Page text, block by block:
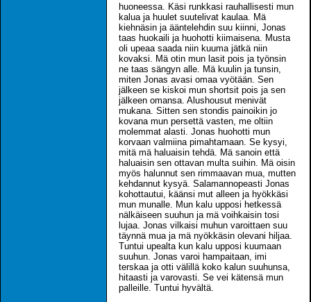
huoneessa. Käsi runkkasi rauhallisesti mun
kalua ja huulet suutelivat kaulaa. Mä
kiehnäsin ja ääntelehdin suu kiinni, Jonas
taas huokaili ja huohotti kiimaisena. Musta
oli upeaa saada niin kuuma jätkä niin
kovaksi. Mä otin mun lasit pois ja työnsin
ne taas sängyn alle. Mä kuulin ja tunsin,
miten Jonas avasi omaa vyötään. Sen
jälkeen se kiskoi mun shortsit pois ja sen
jälkeen omansa. Alushousut menivät
mukana. Sitten sen stondis painoikin jo
kovana mun persettä vasten, me oltiin
molemmat alasti. Jonas huohotti mun
korvaan valmiina pimahtamaan. Se kysyi,
mitä mä haluaisin tehdä. Mä sanoin että
haluaisin sen ottavan multa suihin. Mä oisin
myös halunnut sen rimmaavan mua, mutten
kehdannut kysyä. Salamannopeasti Jonas
kohottautui, käänsi mut alleen ja hyökkäsi
mun munalle. Mun kalu upposi hetkessä
nälkäiseen suuhun ja mä voihkaisin tosi
lujaa. Jonas vilkaisi muhun varoittaen suu
täynnä mua ja mä nyökkäsin olevani hiljaa.
Tuntui upealta kun kalu upposi kuumaan
suuhun. Jonas varoi hampaitaan, imi
terskaa ja otti välillä koko kalun suuhunsa,
hitaasti ja varovasti. Se vei kätensä mun
palleille. Tuntui hyvältä.